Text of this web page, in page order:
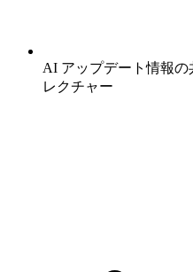
AI アップデート情報の
レクチャー